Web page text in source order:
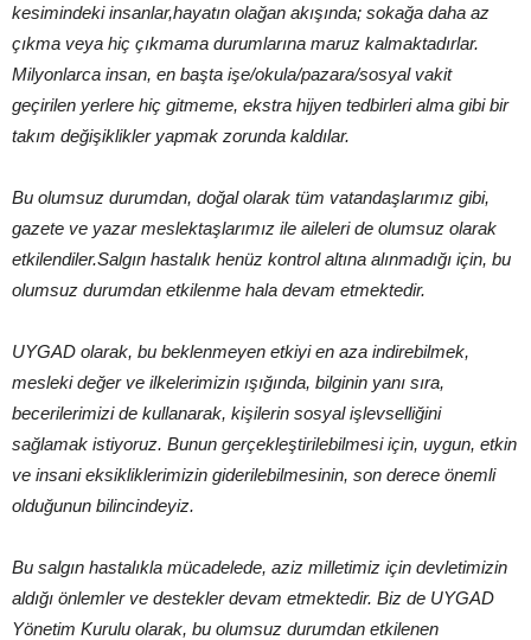
kesimindeki insanlar,hayatın olağan akışında; sokağa daha az
çıkma veya hiç çıkmama durumlarına maruz kalmaktadırlar.
Milyonlarca insan, en başta işe/okula/pazara/sosyal vakit
geçirilen yerlere hiç gitmeme, ekstra hijyen tedbirleri alma gibi bir
takım değişiklikler yapmak zorunda kaldılar.
Bu olumsuz durumdan, doğal olarak tüm vatandaşlarımız gibi,
gazete ve yazar meslektaşlarımız ile aileleri de olumsuz olarak
etkilendiler.Salgın hastalık henüz kontrol altına alınmadığı için, bu
olumsuz durumdan etkilenme hala devam etmektedir.
UYGAD olarak, bu beklenmeyen etkiyi en aza indirebilmek,
mesleki değer ve ilkelerimizin ışığında, bilginin yanı sıra,
becerilerimizi de kullanarak, kişilerin sosyal işlevselliğini
sağlamak istiyoruz. Bunun gerçekleştirilebilmesi için, uygun, etkin
ve insani eksikliklerimizin giderilebilmesinin, son derece önemli
olduğunun bilincindeyiz.
Bu salgın hastalıkla mücadelede, aziz milletimiz için devletimizin
aldığı önlemler ve destekler devam etmektedir. Biz de UYGAD
Yönetim Kurulu olarak, bu olumsuz durumdan etkilenen